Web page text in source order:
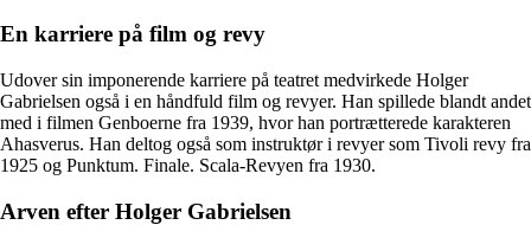
En karriere på film og revy
Udover sin imponerende karriere på teatret medvirkede Holger
Gabrielsen også i en håndfuld film og revyer. Han spillede blandt andet
med i filmen Genboerne fra 1939, hvor han portrætterede karakteren
Ahasverus. Han deltog også som instruktør i revyer som Tivoli revy fra
1925 og Punktum. Finale. Scala-Revyen fra 1930.
Arven efter Holger Gabrielsen